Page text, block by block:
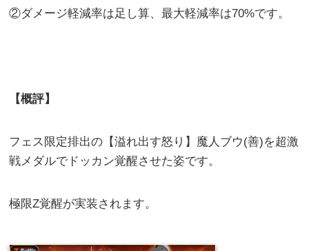
②ダメージ軽減率は足し算、最大軽減率は70%です。
【概評】
フェス限定排出の【溢れ出す怒り】魔人ブウ(善)を超激
戦メダルでドッカン覚醒させた姿です。
極限Z覚醒が実装されます。